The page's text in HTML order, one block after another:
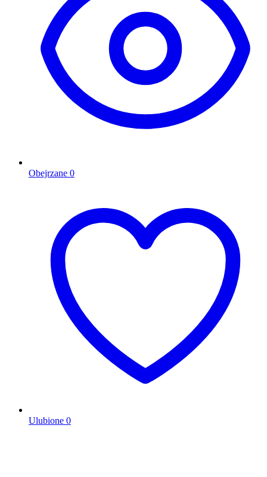
Obejrzane 0
Ulubione 0